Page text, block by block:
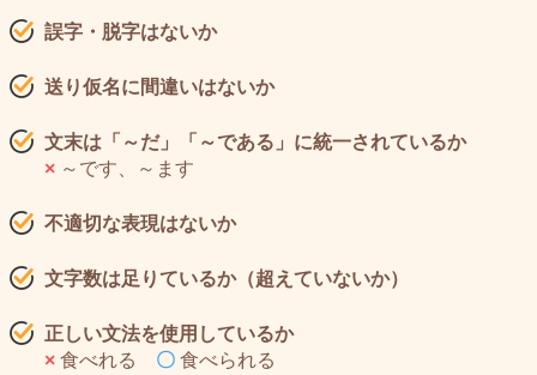
誤字・脱字はないか
送り仮名に間違いはないか
文末は「～だ」「～である」に統一されているか
×～です、～ます
不適切な表現はないか
文字数は足りているか（超えていないか）
正しい文法を使用しているか
×食べれる 〇食べられる